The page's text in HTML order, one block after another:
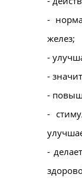
-
желез;
-
-
-
-
-